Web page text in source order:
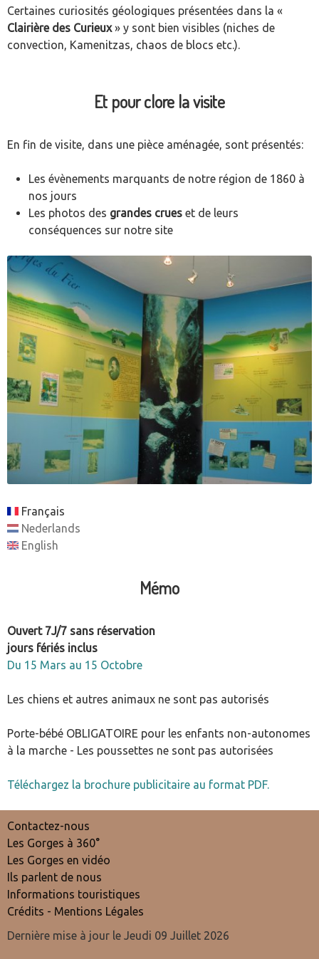
Certaines curiosités géologiques présentées dans la «
Clairière des Curieux» y sont bien visibles (niches de
convection, Kamenitzas, chaos de blocs etc.).
Et pour clore la visite
En fin de visite, dans une pièce aménagée, sont présentés:
Les évènements marquants de notre région de 1860 à
nos jours
Les photos des grandes crues et de leurs
conséquences sur notre site
Français
Nederlands
English
Mémo
Ouvert 7J/7 sans réservation
jours fériés inclus
Du 15 Mars au 15 Octobre
Les chiens et autres animaux ne sont pas autorisés
Porte-bébé OBLIGATOIRE pour les enfants non-autonomes
à la marche - Les poussettes ne sont pas autorisées
Téléchargez la brochure publicitaire au format PDF.
Contactez-nous
Les Gorges à 360°
Les Gorges en vidéo
Ils parlent de nous
Informations touristiques
Crédits - Mentions Légales
Dernière mise à jour le Jeudi 09 Juillet 2026